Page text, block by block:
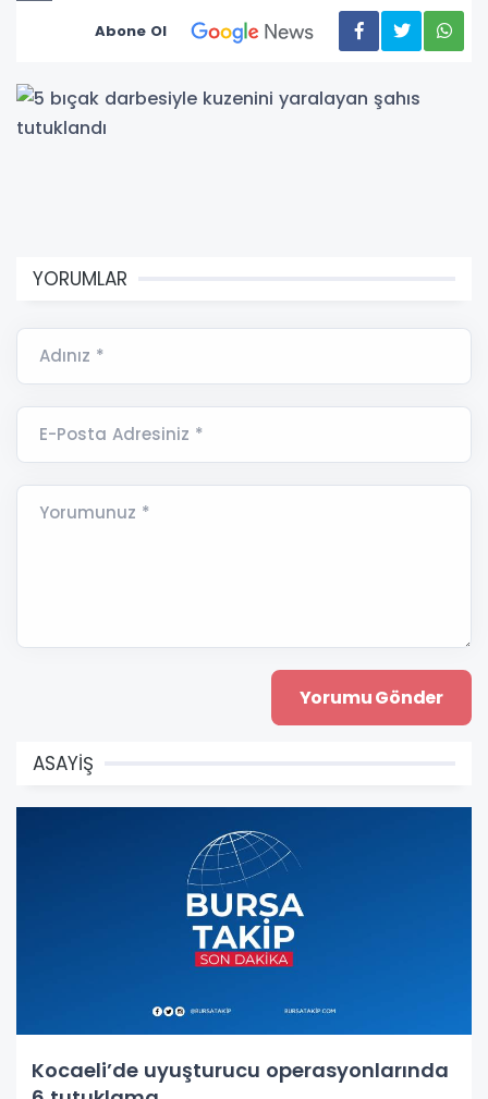
Abone Ol
YORUMLAR
Adınız *
E-Posta Adresiniz *
Yorumunuz *
ASAYİŞ
Kocaeli’de uyuşturucu operasyonlarında